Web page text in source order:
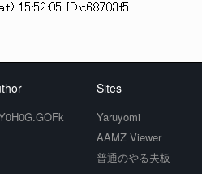
15:52:05 ID:c68703f5
Sites
Yaruyomi
AAMZ Viewer
普通のやる夫板